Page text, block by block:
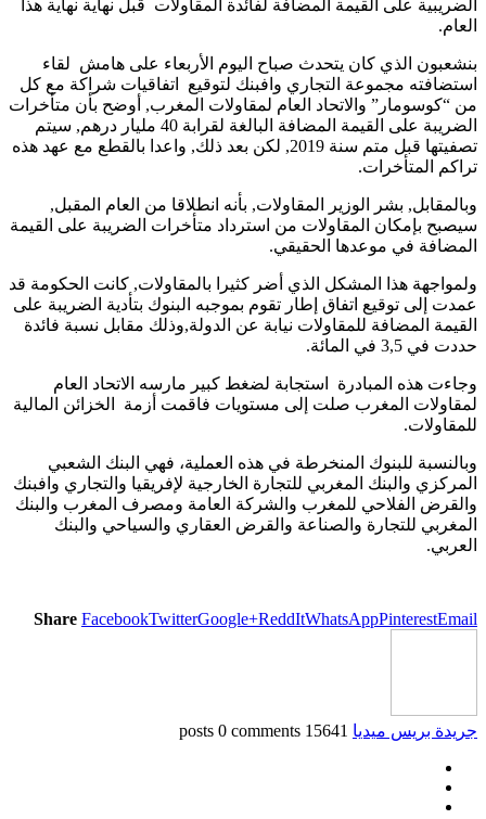
الضريبية على القيمة المضافة لفائدة المقاولات قبل نهاية نهاية هذا
العام.
بنشعبون الذي كان يتحدث صباح اليوم الأربعاء على هامش لقاء
استضافته مجموعة التجاري وافبنك لتوقيع اتفاقيات شراكة مع كل
من “كوسومار” والاتحاد العام لمقاولات المغرب, أوضح بأن متأخرات
الضريبة على القيمة المضافة البالغة لقرابة 40 مليار درهم, سيتم
تصفيتها قبل متم سنة 2019, لكن بعد ذلك, واعدا بالقطع مع عهد هذه
تراكم المتأخرات.
وبالمقابل, بشر الوزير المقاولات, بأنه انطلاقا من العام المقبل,
سيصبح بإمكان المقاولات من استرداد متأخرات الضريبة على القيمة
المضافة في موعدها الحقيقي.
ولمواجهة هذا المشكل الذي أضر كثيرا بالمقاولات, كانت الحكومة قد
عمدت إلى توقيع اتفاق إطار تقوم بموجبه البنوك بتأدية الضريبة على
القيمة المضافة للمقاولات نيابة عن الدولة,وذلك مقابل نسبة فائدة
حددت في 3,5 في المائة.
وجاءت هذه المبادرة استجابة لضغط كبير مارسه الاتحاد العام
لمقاولات المغرب صلت إلى مستويات فاقمت أزمة الخزائن المالية
للمقاولات.
وبالنسبة للبنوك المنخرطة في هذه العملية، فهي البنك الشعبي
المركزي والبنك المغربي للتجارة الخارجية لإفريقيا والتجاري وافبنك
والقرض الفلاحي للمغرب والشركة العامة ومصرف المغرب والبنك
المغربي للتجارة والصناعة والقرض العقاري والسياحي والبنك
العربي.
Share FacebookTwitterGoogle+ReddItWhatsAppPinterestEmail
جريدة بريس ميديا 15641 posts
0 comments